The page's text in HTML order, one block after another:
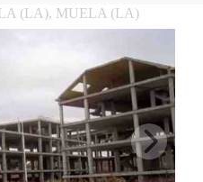
(LA), MUELA (LA)